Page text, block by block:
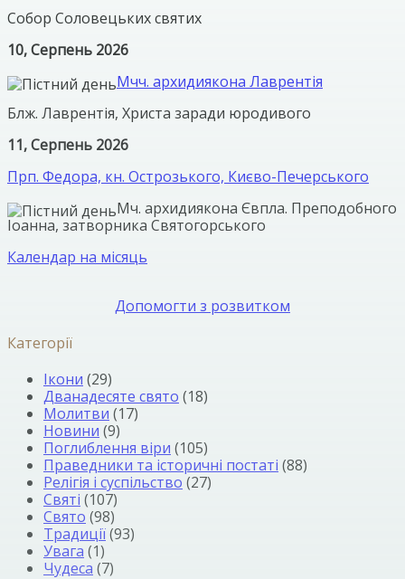
Собор Соловецьких святих
10, Серпень 2026
Мчч. архидиякона Лаврентія
Блж. Лаврентія, Христа заради юродивого
11, Серпень 2026
Прп. Федора, кн. Острозького, Києво-Печерського
Мч. архидиякона Євпла. Преподобного
Іоанна, затворника Святогорського
Календар на місяць
Допомогти з розвитком
Категорії
Ікони (29)
Дванадесяте свято (18)
Молитви (17)
Новини (9)
Поглиблення віри (105)
Праведники та історичні постаті (88)
Релігія і суспільство (27)
Святі (107)
Свято (98)
Традиції(93)
Увага (1)
Чудеса (7)